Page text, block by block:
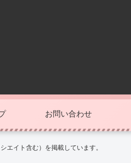
お問い合わせ
エイト含む）を掲載しています。